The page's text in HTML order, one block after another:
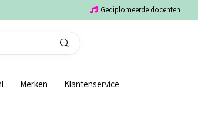
Gediplomeerde docenten
Merken Klantenservice